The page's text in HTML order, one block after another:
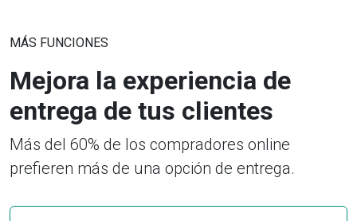
MÁS FUNCIONES
Mejora la experiencia de
entrega de tus clientes
Más del 60% de los compradores online
prefieren más de una opción de entrega.